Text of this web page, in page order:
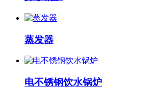
蒸发器
电不锈钢饮水锅炉